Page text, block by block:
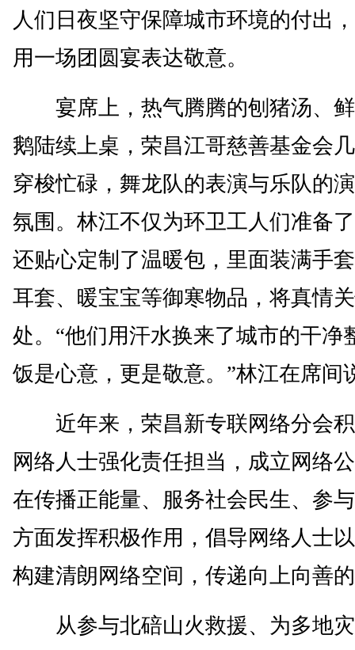
人们日夜坚守保障城市环境的付出
用一场团圆宴表达敬意。
宴席上，热气腾腾的刨猪汤、鲜
鹅陆续上桌，荣昌江哥慈善基金会
穿梭忙碌，舞龙队的表演与乐队的
氛围。林江不仅为环卫工人们准备
还贴心定制了温暖包，里面装满手
耳套、暖宝宝等御寒物品，将真情
处。“他们用汗水换来了城市的干净
饭是心意，更是敬意。”林江在席间
近年来，荣昌新专联网络分会积
网络人士强化责任担当，成立网络
在传播正能量、服务社会民生、参
方面发挥积极作用，倡导网络人士
构建清朗网络空间，传递向上向善
从参与北碚山火救援、为多地灾